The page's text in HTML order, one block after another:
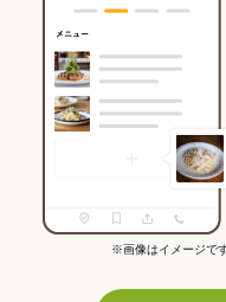
※画像はイメージで